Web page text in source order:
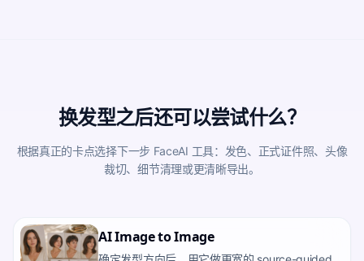
换发型之后还可以尝试什么？
根据真正的卡点选择下一步 FaceAI 工具：发色、正式证件照、头像
裁切、细节清理或更清晰导出。
AI Image to Image